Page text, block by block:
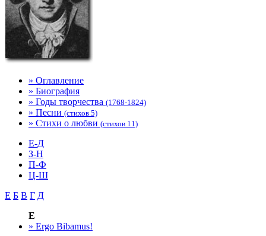
» Оглавление
» Биография
» Годы творчества (1768-1824)
» Песни (стихов 5)
» Стихи о любви (стихов 11)
E-Д
З-Н
П-Ф
Ц-Ш
E Б В Г Д
E
» Ergo Bibamus!